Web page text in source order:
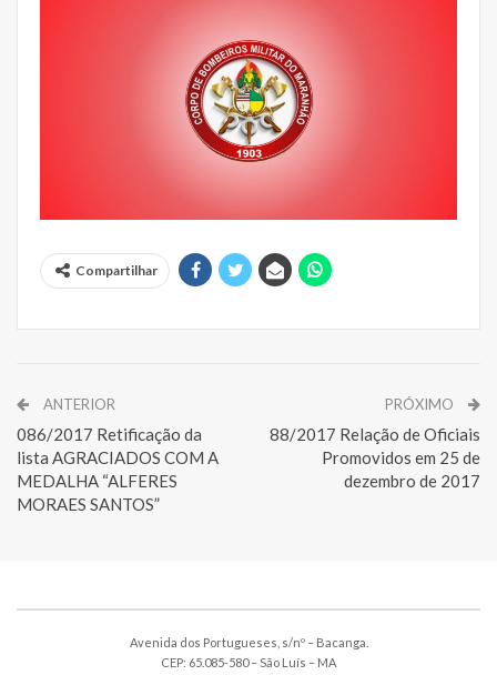
Compartilhar
ANTERIOR
086/2017 Retificação da
lista AGRACIADOS COM A
MEDALHA “ALFERES
MORAES SANTOS”
PRÓXIMO
88/2017 Relação de Oficiais
Promovidos em 25 de
dezembro de 2017
Avenida dos Portugueses, s/nº – Bacanga.
CEP: 65.085-580 – São Luís – MA